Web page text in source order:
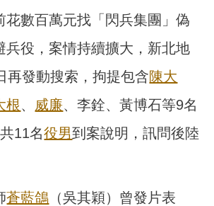
花數百萬元找「閃兵集團」偽
兵役，案情持續擴大，新北地
再發動搜索，拘提包含陳大
根、 威廉、李銓、黃博石等9名
11名役男到案說明，訊問後陸
蒼藍鴿 （吳其穎）曾發片表